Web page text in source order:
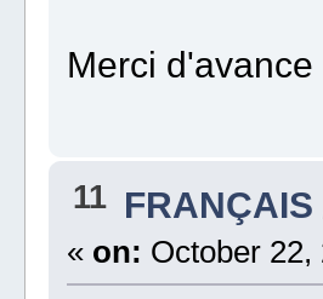
Merci
11 FRANÇAIS
« on: October 22,